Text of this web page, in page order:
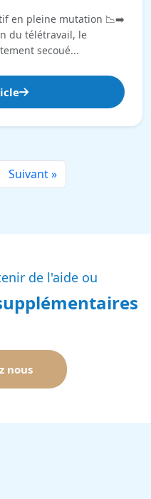
en pleine mutation 📉➡️
du télétravail, le
secoué...
Suivant »
de l'aide ou
nous